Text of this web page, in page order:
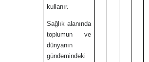
kullanır.
Sağlık alanında
toplumun ve
dünyanın
gündemindeki